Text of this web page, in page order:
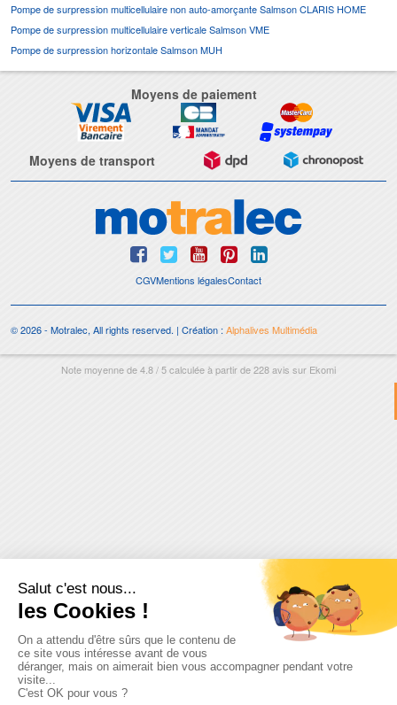
Pompe de surpression multicellulaire non auto-amorçante Salmson CLARIS HOME
Pompe de surpression multicellulaire verticale Salmson VME
Pompe de surpression horizontale Salmson MUH
Moyens de paiement
Moyens de transport
CGVMentions légalesContact
© 2026 - Motralec, All rights reserved. | Création :Alphalives Multimédia
Note moyenne de4.8/5calculée à partir de228avis sur Ekomi